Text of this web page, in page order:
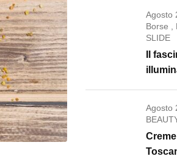
Agosto
Borse
SLIDE
Il
Agosto